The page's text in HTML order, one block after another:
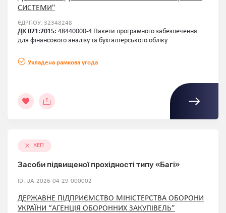
СИСТЕМИ"
ЄДРПОУ: 32348248
ДК 021:2015: 48440000-4 Пакети програмного забезпечення
для фінансового аналізу та бухгалтерського обліку
Укладена рамкова угода
КЕП
Засоби підвищеної прохідності типу «Багі»
ID: UA-2026-04-29-000002
ДЕРЖАВНЕ ПІДПРИЄМСТВО МІНІСТЕРСТВА ОБОРОНИ
УКРАЇНИ “АГЕНЦІЯ ОБОРОННИХ ЗАКУПІВЕЛЬ”